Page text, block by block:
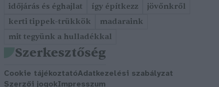
időjárás és éghajlat
így építkezz
jövőnkről
kerti tippek-trükkök
madaraink
mit tegyünk a hulladékkal
Szerkesztőség
Cookie tájékoztatóAdatkezelési szabályzat
Szerzői jogokImpresszum